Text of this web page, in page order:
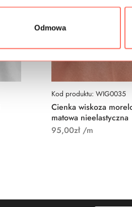
Odmowa
Kod produktu: WIG0035
Cienka wiskoza
matowa nieelastyczna
95,00zł/m